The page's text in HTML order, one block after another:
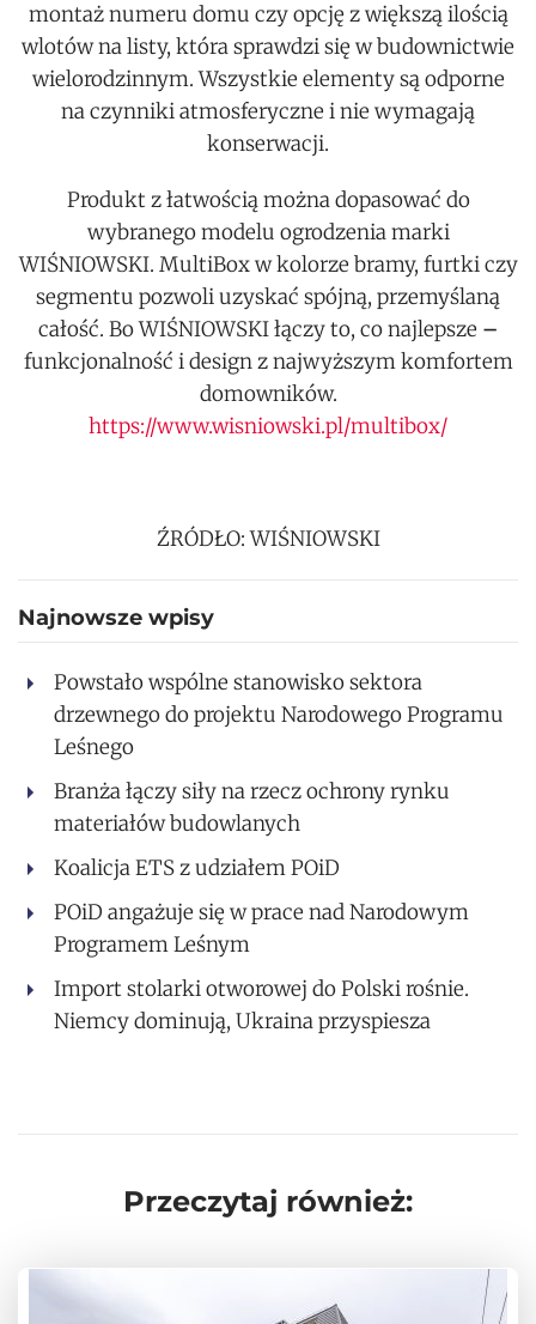
montaż numeru domu czy opcję z większą ilością
wlotów na listy, która sprawdzi się w budownictwie
wielorodzinnym. Wszystkie elementy są odporne
na czynniki atmosferyczne i nie wymagają
konserwacji.
Produkt z łatwością można dopasować do
wybranego modelu ogrodzenia marki
WIŚNIOWSKI. MultiBox w kolorze bramy, furtki czy
segmentu pozwoli uzyskać spójną, przemyślaną
całość. Bo WIŚNIOWSKI łączy to, co najlepsze –
funkcjonalność i design z najwyższym komfortem
domowników.
https://www.wisniowski.pl/multibox/
ŹRÓDŁO: WIŚNIOWSKI
Najnowsze wpisy
Powstało wspólne stanowisko sektora
drzewnego do projektu Narodowego Programu
Leśnego
Branża łączy siły na rzecz ochrony rynku
materiałów budowlanych
Koalicja ETS z udziałem POiD
POiD angażuje się w prace nad Narodowym
Programem Leśnym
Import stolarki otworowej do Polski rośnie.
Niemcy dominują, Ukraina przyspiesza
Przeczytaj również: